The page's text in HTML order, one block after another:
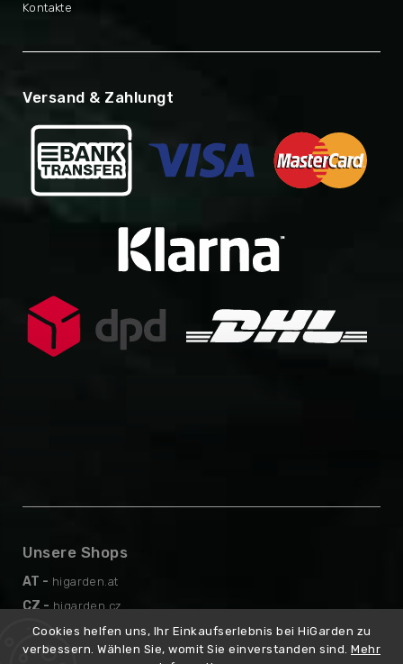
Cookies helfen uns, Ihr Einkaufserlebnis bei HiGarden zu
verbessern. Wählen Sie, womit Sie einverstanden sind. Mehr
Kontakte
Versand & Zahlungt
Unsere Shops
AT - higarden.at
CZ - higarden.cz
EN - higarden.eu
PL - higarden.pl